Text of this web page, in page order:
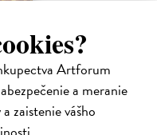
Artforum
a meranie
zaistenie vášho
zdravie dospievajúcich
depresie, úzkosti,